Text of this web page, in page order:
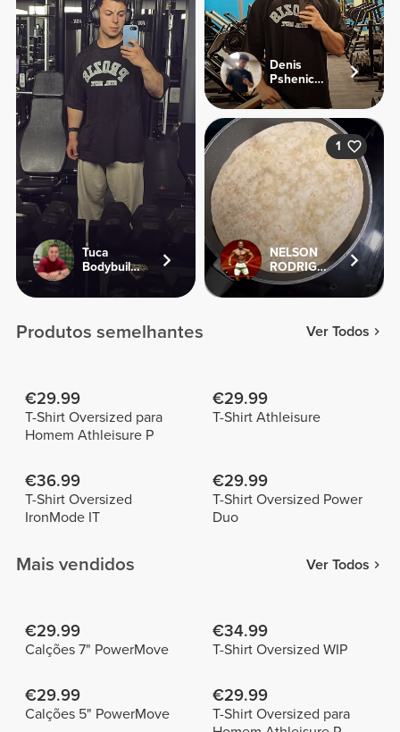
Tuca
Bodybuilding
Denis
Pshenichnyi
1
NELSON
RODRIGUES
Produtos semelhantes Ver Todos
€29.99
T-Shirt Oversized para
Homem Athleisure P
€29.99
T-Shirt Athleisure
€36.99
T-Shirt Oversized
IronMode IT
€29.99
T-Shirt Oversized Power
Duo
Mais vendidos Ver Todos
€29.99
Calções 7" PowerMove
€34.99
T-Shirt Oversized WIP
€29.99
Calções 5" PowerMove
€29.99
T-Shirt Oversized para